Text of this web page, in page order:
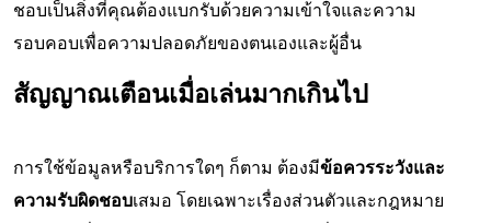
ชอบเป็นสิ่งที่คุณต้องแบกรับด้วยความเข้าใจและความ
รอบคอบเพื่อความปลอดภัยของตนเองและผู้อื่น
สัญญาณเตือนเมื่อเล่นมากเกินไป
การใช้ข้อมูลหรือบริการใดๆ ก็ตาม ต้องมีข้อควรระวังและ
ความรับผิดชอบเสมอ โดยเฉพาะเรื่องส่วนตัวและกฎหมาย